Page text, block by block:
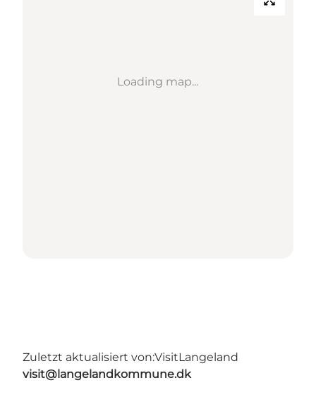
Loading map...
Zuletzt aktualisiert von:VisitLangeland
visit@langelandkommune.dk